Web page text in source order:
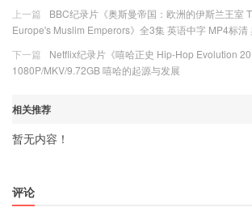
上一篇
BBC纪录片《奥斯曼帝国：欧洲的伊斯兰王室
Europe's Muslim Emperors》全3集 英语中字 MP4标清
下一篇
Netflix纪录片《嘻哈正史 Hip-Hop Evolution
1080P/MKV/9.72GB 嘻哈的起源与发展
相关推荐
暂无内容！
评论